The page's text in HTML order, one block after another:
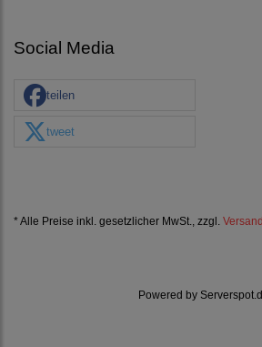
Social Media
teilen
tweet
* Alle Preise inkl. gesetzlicher MwSt., zzgl.
Powered by